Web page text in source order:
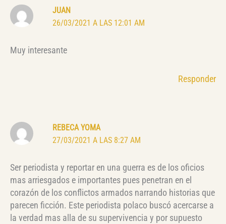
JUAN
26/03/2021 A LAS 12:01 AM
Muy interesante
Responder
REBECA YOMA
27/03/2021 A LAS 8:27 AM
Ser periodista y reportar en una guerra es de los oficios
mas arriesgados e importantes pues penetran en el
corazón de los conflictos armados narrando historias que
parecen ficción. Este periodista polaco buscó acercarse a
la verdad mas alla de su supervivencia y por supuesto